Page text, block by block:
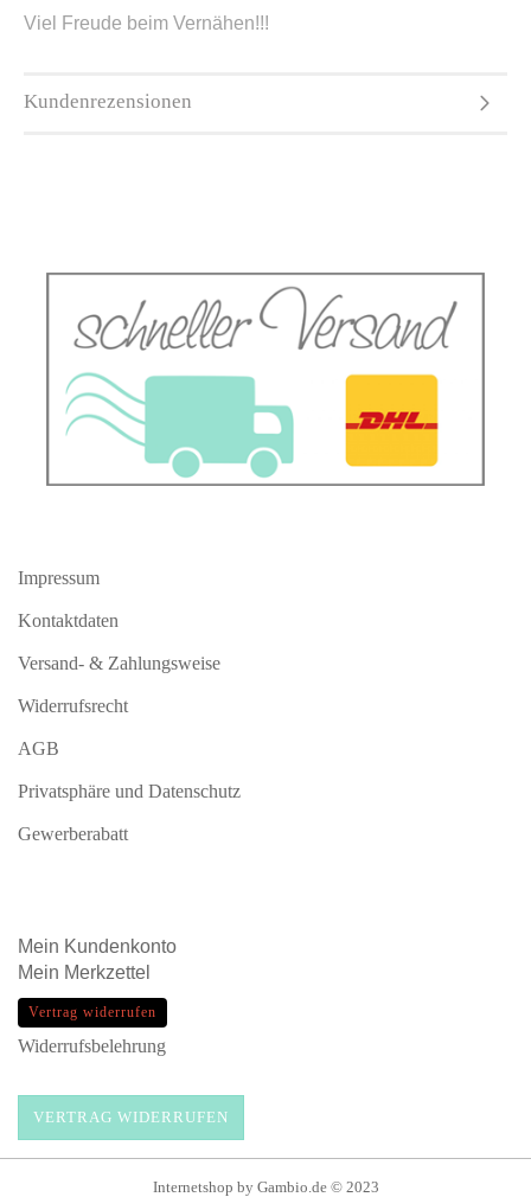
Viel Freude beim Vernähen!!!
Kundenrezensionen
Impressum
Kontaktdaten
Versand- & Zahlungsweise
Widerrufsrecht
AGB
Privatsphäre und Datenschutz
Gewerberabatt
Mein Kundenkonto
Mein Merkzettel
Vertrag widerrufen
Widerrufsbelehrung
VERTRAG WIDERRUFEN
Internetshop by Gambio.de © 2023